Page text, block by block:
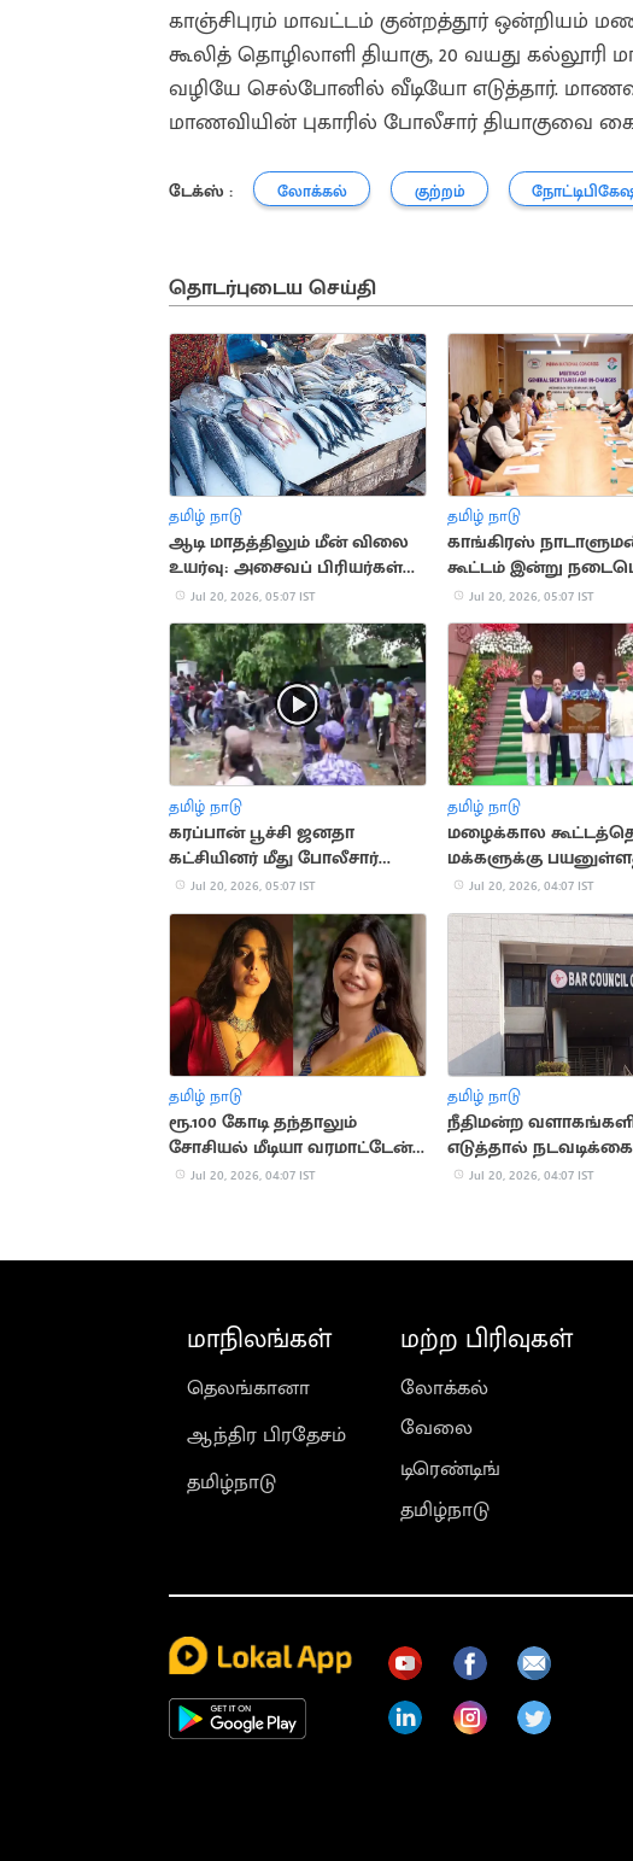
காஞ்சிபுரம் மாவட்டம் குன்றத்தூர்
கூலித் தொழிலாளி தியாகு, 20 வயது
வழியே செல்போனில் வீடியோ எடுத்தார். மாணவி
மாணவியின் புகாரில் போலீசார் தியாகுவை
டேக்ஸ் : லோக்கல் குற்றம்
தொடர்புடைய செய்தி
தமிழ் நாடு
ஆடி மாதத்திலும் மீன் விலை
உயர்வு: அசைவப் பிரியர்கள்
அதிர்ச்சி
Jul 20, 2026, 05:07 IST
தமிழ் நாடு
காங்கிரஸ்
கூட்டம் இன்று
Jul 20, 2026, 05:07 IST
தமிழ் நாடு
கரப்பான் பூச்சி ஜனதா
கட்சியினர் மீது போலீசார்
தடியடி
Jul 20, 2026, 05:07 IST
தமிழ் நாடு
மழைக்கால
மக்களுக்கு
இருக்கும்: பிரதமர் மோடி
Jul 20, 2026, 04:07 IST
தமிழ் நாடு
ரூ.100 கோடி தந்தாலும்
சோசியல் மீடியா வரமாட்டேன்:
ஐஸ்வர்யா லட்சுமி
Jul 20, 2026, 04:07 IST
தமிழ் நாடு
நீதிமன்ற
எடுத்தால்
கவுன்சில் எச்சரிக்கை
Jul 20, 2026, 04:07 IST
மாநிலங்கள்
தெலங்கானா
ஆந்திர பிரதேசம்
தமிழ்நாடு
மற்ற பிரிவுகள்
லோக்கல்
வேலை
டிரெண்டிங்
தமிழ்நாடு